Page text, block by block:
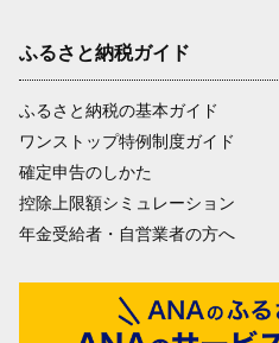
ふるさと納税ガイド
ふるさと納税の基本ガイド
ワンストップ特例制度ガイド
確定申告のしかた
控除上限額シミュレーション
年金受給者・自営業者の方へ